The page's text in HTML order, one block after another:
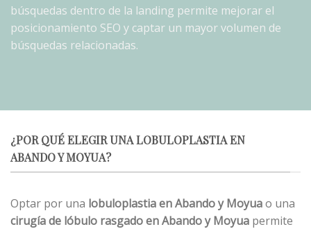
búsquedas dentro de la landing permite mejorar el
posicionamiento SEO y captar un mayor volumen de
búsquedas relacionadas.
¿POR QUÉ ELEGIR UNA LOBULOPLASTIA EN
ABANDO Y MOYUA?
Optar por una lobuloplastia en Abando y Moyuao una
cirugía de lóbulo rasgado en Abando y Moyua permite